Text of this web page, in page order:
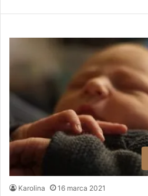
Karolina 16 marca 2021